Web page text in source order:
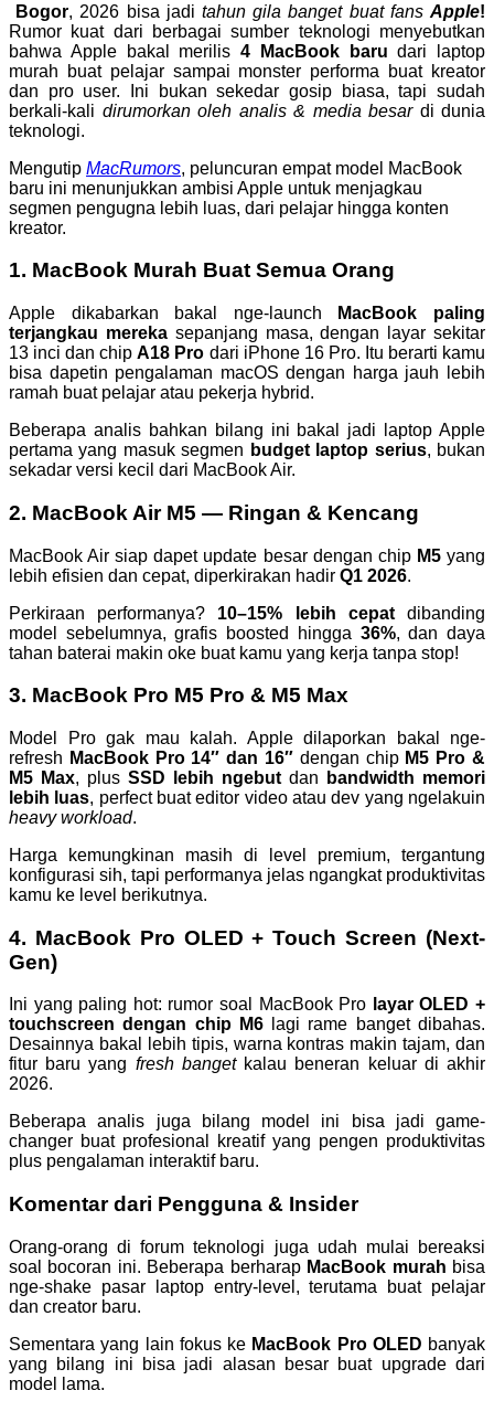
Bogor, 2026 bisa jaditahun gila banget buat fansApple!
Rumor kuat dari berbagai sumber teknologi menyebutkan
bahwa Apple bakal merilis 4 MacBook baru dari laptop
murah buat pelajar sampai monster performa buat kreator
dan pro user. Ini bukan sekedar gosip biasa, tapi sudah
berkali-kali dirumorkan oleh analis & media besardi dunia
teknologi.
Mengutip MacRumors, peluncuran empat model MacBook
baru ini menunjukkan ambisi Apple untuk menjagkau
segmen pengugna lebih luas, dari pelajar hingga konten
kreator.
1. MacBook Murah Buat Semua Orang
Apple dikabarkan bakal nge-launch
MacBook paling
terjangkau merekasepanjang masa, dengan layar sekitar
13 inci dan chipA18 Pro dari iPhone 16 Pro. Itu berarti kamu
bisa dapetin pengalaman macOS dengan harga jauh lebih
ramah buat pelajar atau pekerja hybrid.
Beberapa analis bahkan bilang ini bakal jadi laptop Apple
pertama yang masuk segmen budget laptop serius, bukan
sekadar versi kecil dari MacBook Air.
2. MacBook Air M5 — Ringan & Kencang
MacBook Air siap dapet update besar dengan chip M5yang
lebih efisien dan cepat, diperkirakan hadir Q1 2026.
Perkiraan performanya? 10–15% lebih cepatdibanding
model sebelumnya, grafis boosted hingga 36%, dan daya
tahan baterai makin oke buat kamu yang kerja tanpa stop!
3. MacBook Pro M5 Pro & M5 Max
Model Pro gak mau kalah. Apple dilaporkan bakal nge-
refresh MacBook Pro 14″ dan 16″ dengan chip M5 Pro &
M5 Max, plus SSD lebih ngebut dan
bandwidth memori
lebih luas, perfect buat editor video atau dev yang ngelakuin
heavy workload.
Harga kemungkinan masih di level premium, tergantung
konfigurasi sih, tapi performanya jelas ngangkat produktivitas
kamu ke level berikutnya.
4. MacBook Pro OLED + Touch Screen (Next-
Gen)
Ini yang paling hot: rumor soal MacBook Pro layar OLED +
touchscreen dengan chip M6lagi rame banget dibahas.
Desainnya bakal lebih tipis, warna kontras makin tajam, dan
fitur baru yang fresh bangetkalau beneran keluar di akhir
2026.
Beberapa analis juga bilang model ini bisa jadi game-
changer buat profesional kreatif yang pengen produktivitas
plus pengalaman interaktif baru.
Komentar dari Pengguna & Insider
Orang-orang di forum teknologi juga udah mulai bereaksi
soal bocoran ini. Beberapa berharap MacBook murah bisa
nge-shake pasar laptop entry-level, terutama buat pelajar
dan creator baru.
Sementara yang lain fokus ke MacBook Pro OLED banyak
yang bilang ini bisa jadi alasan besar buat upgrade dari
model lama.